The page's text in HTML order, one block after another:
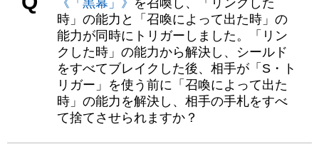
《「黒幕」》 を召喚し、「リンクした
時」の能力と「召喚によって出た時」の
能力が同時にトリガーしました。「リン
クした時」の能力から解決し、シールド
をすべてブレイクした後、相手が「S・ト
リガー」を使う前に「召喚によって出た
時」の能力を解決し、相手の手札をすべ
て捨てさせられますか？